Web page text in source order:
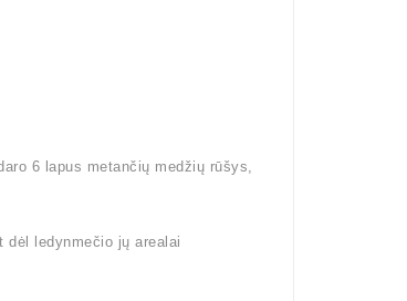
6 lapus metančių medžių rūšys,
dėl ledynmečio jų arealai